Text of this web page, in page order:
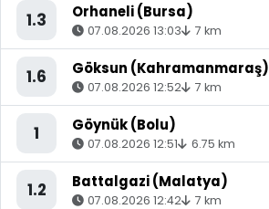
1.3 Orhaneli (Bursa)
07.08.2026 13:03 7 km
1.6 Göksun (Kahramanmaraş)
07.08.2026 12:52 7 km
1 Göynük (Bolu)
07.08.2026 12:51 6.75 km
1.2 Battalgazi (Malatya)
07.08.2026 12:42 7 km